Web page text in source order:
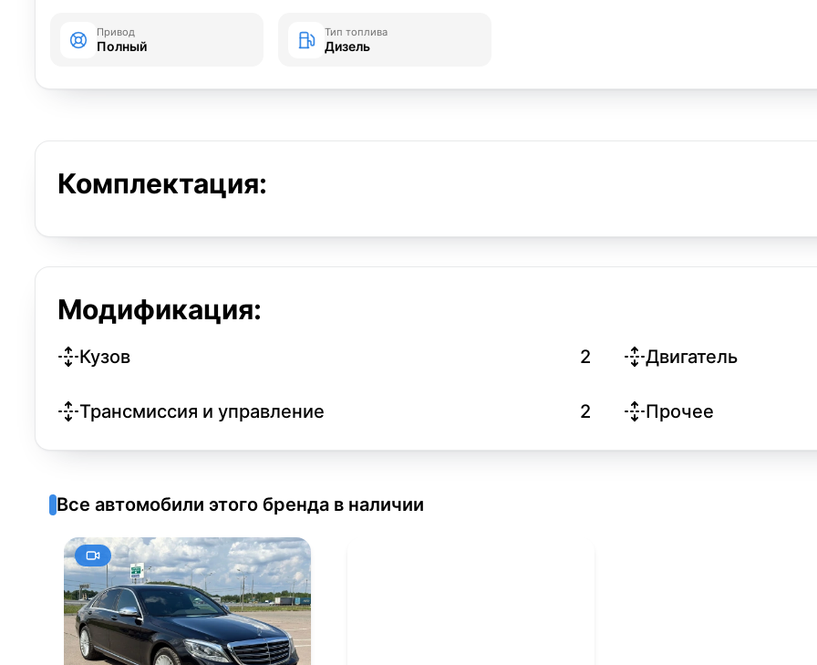
Привод
Полный
Тип топлива
Дизель
Комплектация:
Модификация:
Кузов 2 Двигатель
Трансмиссия и управление 2 Прочее
Все автомобили этого бренда в наличии